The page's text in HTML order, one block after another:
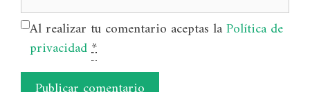
Al realizar tu comentario aceptas laPolítica de
privacidad*